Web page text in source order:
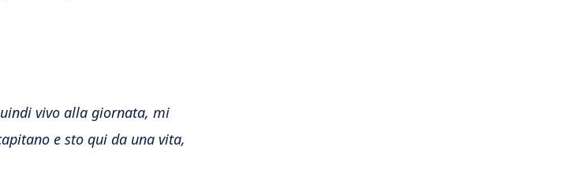
vivo alla giornata, mi
e sto qui da una vita,